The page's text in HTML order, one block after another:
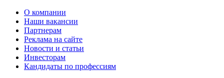
О компании
Наши вакансии
Партнерам
Реклама на сайте
Новости и статьи
Инвесторам
Кандидаты по профессиям